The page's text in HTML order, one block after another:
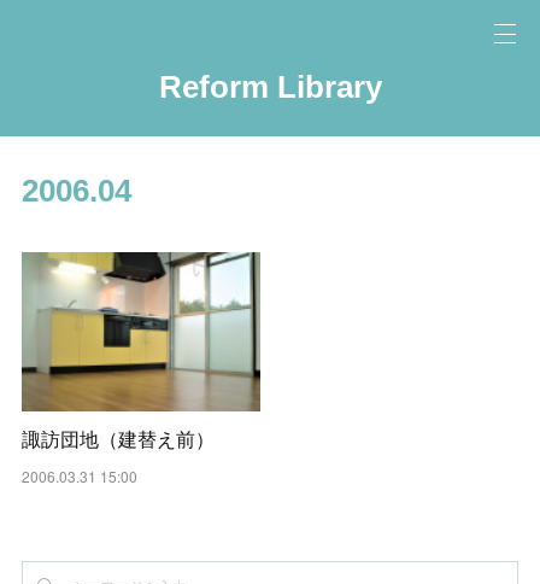
Reform Library
2006.04
諏訪団地（建替え前）
2006.03.31 15:00